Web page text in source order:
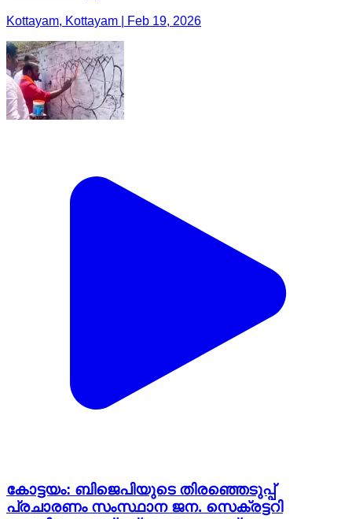
Kottayam, Kottayam | Feb 19, 2026
കോട്ടയം: ബിജെപിയുടെ തിരഞ്ഞെടുപ്പ്
പ്രചാരണം സംസ്ഥാന ജന. സെക്രട്ടറി